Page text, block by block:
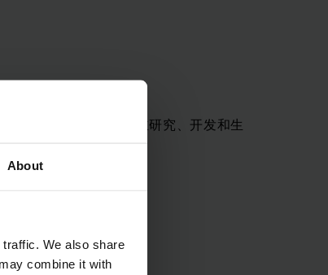
About
We also share
combine it with
统供应商我们通过自主研究、开发和生